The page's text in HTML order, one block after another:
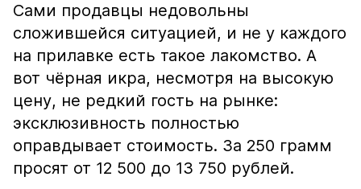
Сами продавцы недовольны
сложившейся ситуацией, и не у каждого
на прилавке есть такое лакомство. А
вот чёрная икра, несмотря на высокую
цену, не редкий гость на рынке:
эксклюзивность полностью
оправдывает стоимость. За 250 грамм
просят от 12 500 до 13 750 рублей.